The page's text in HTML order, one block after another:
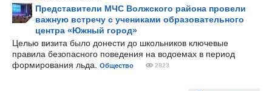
Представители МЧС Волжского района провели
важную встречу с учениками образовательного
центра «Южный город»
Целью визита было донести до школьников ключевые
правила безопасного поведения на водоемах в период
формирования льда.
Общество 2823